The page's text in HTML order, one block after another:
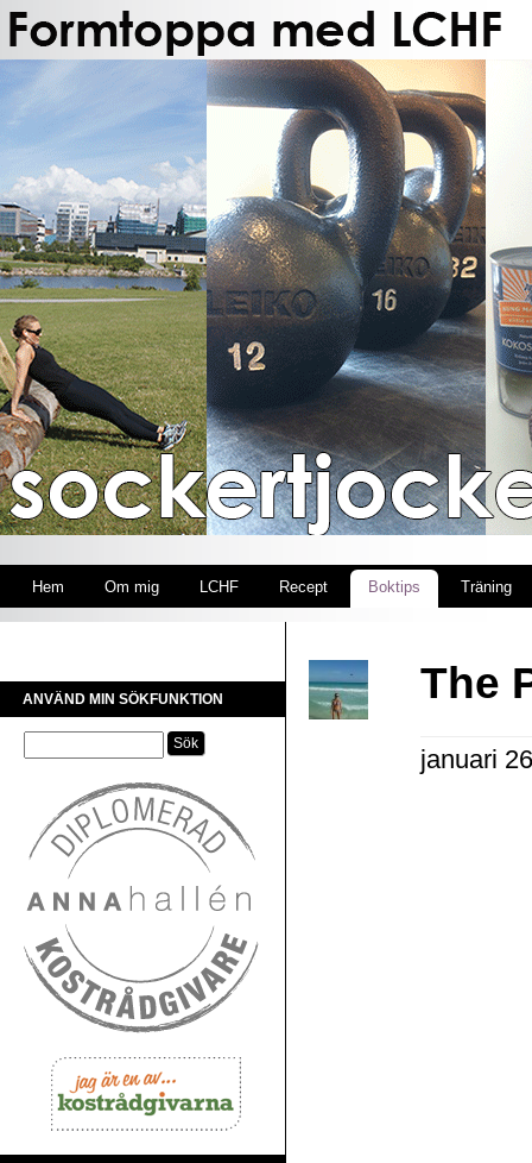
Hem Om mig LCHF Recept Boktips Träning
ANVÄND MIN SÖKFUNKTION The
januari